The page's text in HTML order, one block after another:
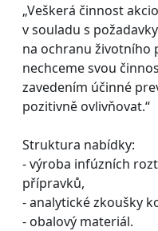
„Veškerá činnost
v souladu s
na ochranu
nechceme svou
zavedením účinné
pozitivně ovlivňovat.“
Struktura nabídky:
- výroba infúzních
přípravků,
- analytické zkoušky
- obalový materiál.